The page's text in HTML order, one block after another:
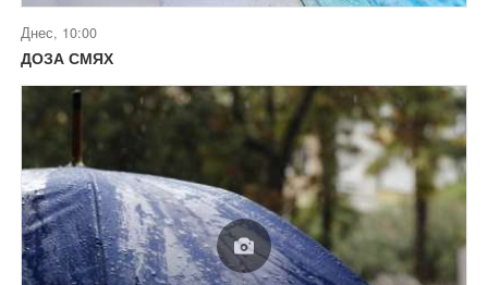
Днес, 10:00
ДОЗА СМЯХ